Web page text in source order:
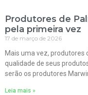
Produtores de
pela primeira vez
17 de março de 2026
Mais uma vez, produtores
qualidade de seus
serão os produtores
Leia mais »